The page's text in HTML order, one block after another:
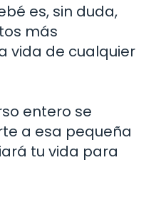
es, sin duda,
más
vida de cualquier
entero se
a esa pequeña
tu vida para